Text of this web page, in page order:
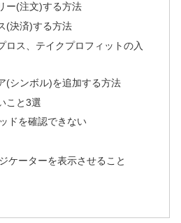
ー(注文)する方法
(決済)する方法
ロス、テイクプロフィットの入
(シンボル)を追加する方法
こと3選
ドを確認できない
ケーターを表示させること